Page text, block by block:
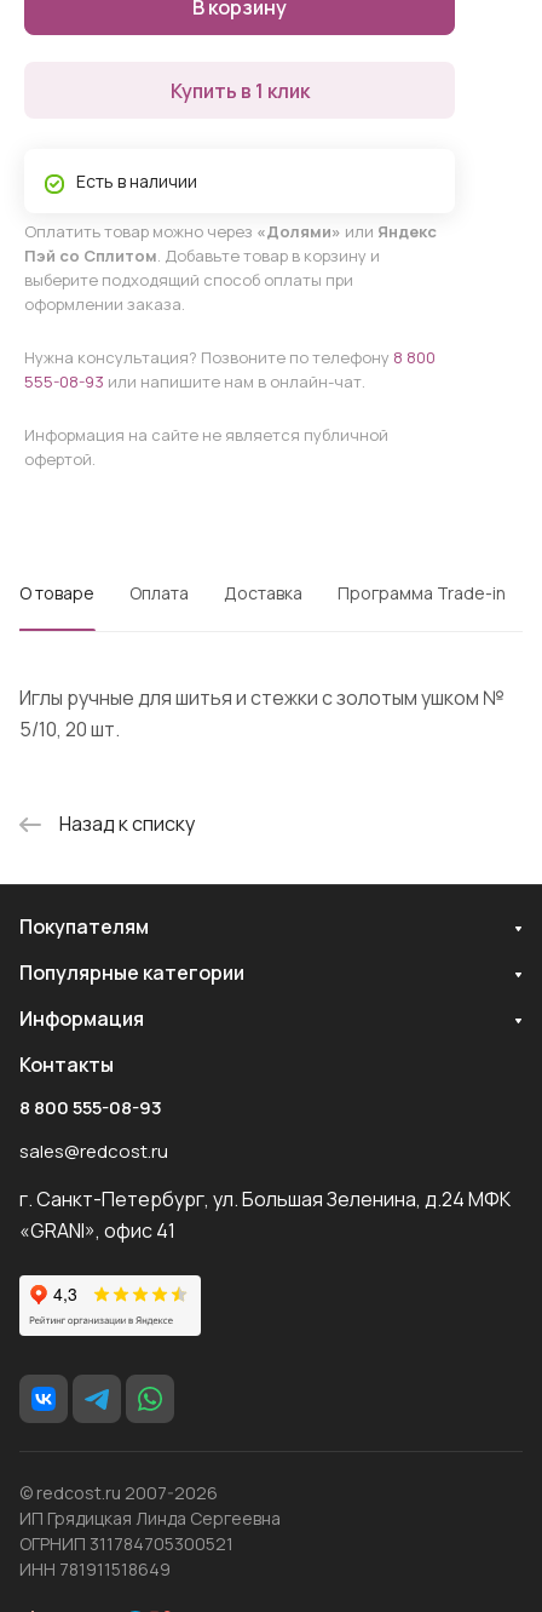
В корзину
Купить в 1 клик
Есть в наличии
Оплатить товар можно через «Долями» или Яндекс
Пэй со Сплитом. Добавьте товар в корзину и
выберите подходящий способ оплаты при
оформлении заказа.
Нужна консультация? Позвоните по телефону 8 800
555-08-93 или напишите нам в онлайн-чат.
Информация на сайте не является публичной
офертой.
О товаре Оплата Доставка Программа Trade-in
Иглы ручные для шитья и стежки с золотым ушком №
5/10, 20 шт.
Назад к списку
Покупателям
Популярные категории
Информация
Контакты
8 800 555-08-93
sales@redcost.ru
г. Санкт-Петербург, ул. Большая Зеленина, д.24 МФК
«GRANI», офис 41
© redcost.ru 2007-2026
ИП Грядицкая Линда Сергеевна
ОГРНИП 311784705300521
ИНН 781911518649